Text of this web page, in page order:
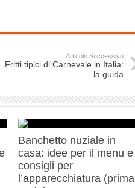
Articolo Successivo
Fritti tipici di Carnevale in Italia:
la guida
Banchetto nuziale in
casa: idee per il menu e
consigli per
l’apparecchiatura (prima